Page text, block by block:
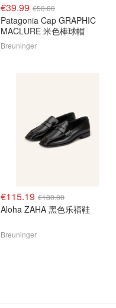
€39.99 €50.00
Patagonia Cap GRAPHIC
MACLURE 米色棒球帽
Breuninger
€115.19 €180.00
Aloha ZAHA 黑色乐福鞋
Breuninger